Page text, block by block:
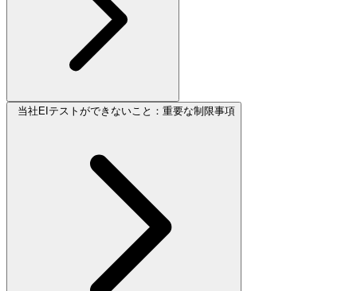
当社EIテストができないこと：重要な制限事項